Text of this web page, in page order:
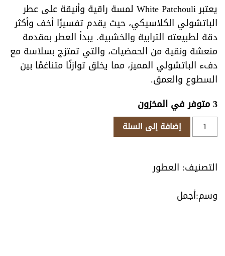
يعتبر White Patchouli لمسة راقية وأنيقة على عطر
الباتشولي الكلاسيكي، حيث يقدم تفسيرًا أخف وأكثر
دقة لطبيعته الترابية والخشبية. يبدأ العطر بمقدمة
منعشة ونقية من الحمضيات، والتي تمتزج بسلاسة مع
دفء الباتشولي المميز، مما يخلق توازنًا متناغمًا بين
السطوع والعمق.
3 متوفر في المخزون
كمية
باتشولي
إضافة إلى السلة
التصنيف: العطور
أجمل